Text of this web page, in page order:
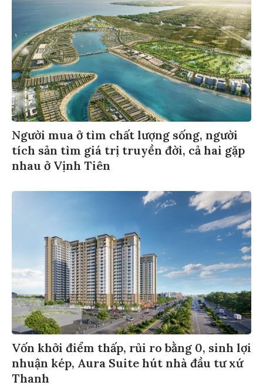
Người mua ở tìm chất lượng sống, người
tích sản tìm giá trị truyền đời, cả hai gặp
nhau ở Vịnh Tiên
Vốn khởi điểm thấp, rủi ro bằng 0, sinh lợi
nhuận kép, Aura Suite hút nhà đầu tư xứ
Thanh